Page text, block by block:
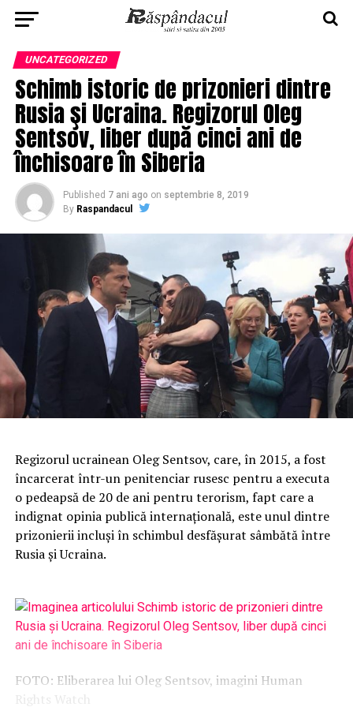
UNCATEGORIZED
Schimb istoric de prizonieri dintre
Rusia şi Ucraina. Regizorul Oleg
Sentsov, liber după cinci ani de
închisoare în Siberia
Published 7 ani ago on septembrie 8, 2019
By Raspandacul
Regizorul ucrainean Oleg Sentsov, care, în 2015, a fost
încarcerat într-un penitenciar rusesc pentru a executa
o pedeapsă de 20 de ani pentru terorism, fapt care a
indignat opinia publică internaţională, este unul dintre
prizonierii incluşi în schimbul desfăşurat sâmbătă între
Rusia şi Ucraina.
FOTO: Eliberarea lui Oleg Sentsov, imagini Human